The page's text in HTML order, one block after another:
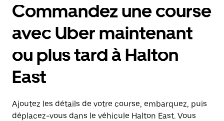
Commandez une course
avec Uber maintenant
ou plus tard à Halton
East
Ajoutez les détails de votre course, embarquez, puis
déplacez-vous dans le véhicule Halton East. Vous